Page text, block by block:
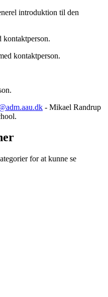
introduktion til den
kontaktperson.
kontaktperson.
- Mikael Randrup
for at kunne se